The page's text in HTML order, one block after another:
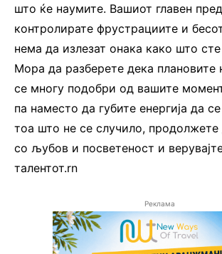
што ќе наумите. Вашиот главен
контролирате фрустрациите и
нема да излезат онака како што
Мора да разберете дека плановите
се многу подобри од вашите
па наместо да губите енергија да
тоа што не се случило, продолжете
со љубов и посветеност и
талентот.rn
Реклама